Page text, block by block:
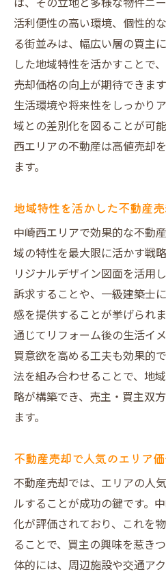
は、その立地と多様な物件ニ
活利便性の高い環境、個性的
る街並みは、幅広い層の買主
した地域特性を活かすことで
売却価格の向上が期待できま
生活環境や将来性をしっかり
域との差別化を図ることが可
西エリアの不動産は高値売却
ます。
地域特性を活かした不動産
中崎西エリアで効果的な不動
域の特性を最大限に活かす戦
リジナルデザイン図面を活用
訴求することや、一級建築士
感を提供することが挙げられ
通じてリフォーム後の生活イ
買意欲を高める工夫も効果的
法を組み合わせることで、地
略が構築でき、売主・買主双
ます。
不動産売却で人気のエリア
不動産売却では、エリアの人
ルすることが成功の鍵です。
化が評価されており、これを
ることで、買主の興味を惹き
体的には、周辺施設や交通ア